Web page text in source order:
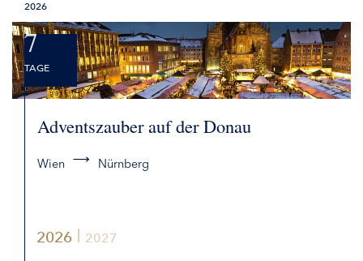
2026 2027
2026
7
TAGE
Adventszauber auf der Donau
Wien Nürnberg